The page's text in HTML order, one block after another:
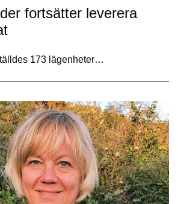
fortsätter leverera
173 lägenheter…